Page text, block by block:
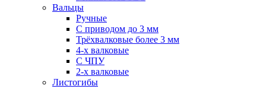
Вальцы
Ручные
С приводом до 3 мм
Трёхвалковые более 3 мм
4-х валковые
С ЧПУ
2-х валковые
Листогибы